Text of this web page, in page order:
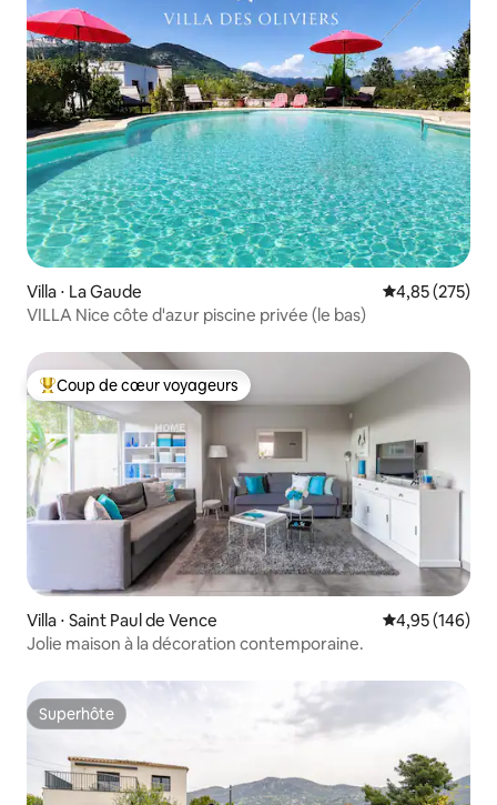
Villa ⋅ La Gaude Évaluation
4,85 (275)
VILLA Nice côte d'azur piscine privée (le bas)
Coups de cœur voyageurs les plus appréciés
Coup de cœur voyageurs
Villa ⋅ Saint Paul de Vence Évaluation
4,95 (146)
Jolie maison à la décoration contemporaine.
Superhôte
Superhôte